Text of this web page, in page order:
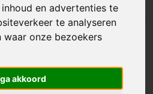
en advertenties te
te analyseren
onze bezoekers
akkoord
>Soldeer Tin 16 gram 1mm